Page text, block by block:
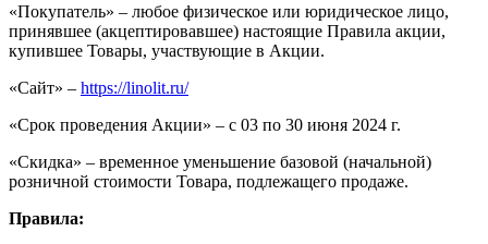
«Покупатель» – любое физическое или юридическое лицо,
принявшее (акцептировавшее) настоящие Правила акции,
купившее Товары, участвующие в Акции.
«Сайт» – https://linolit.ru/
«Срок проведения Акции» – с 03 по 30 июня 2024 г.
«Скидка» – временное уменьшение базовой (начальной)
розничной стоимости Товара, подлежащего продаже.
Правила: